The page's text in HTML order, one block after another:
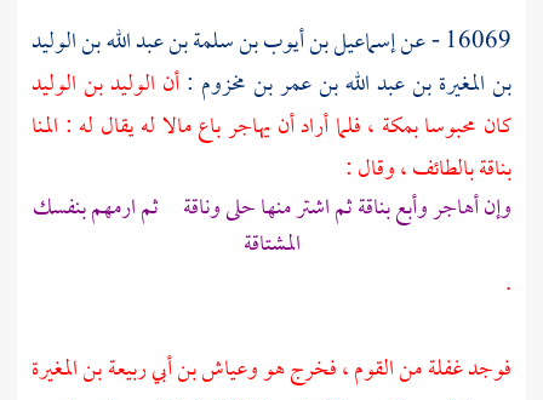
16069 - عن
إسماعيل بن أيوب بن سلمة بن عبد الله بن الوليد
بن المغيرة بن عبد الله بن عمر بن مخزوم :أن الوليد بن الوليد
كان محبوسابمكة ، فلما أراد أن يهاجر باع مالا له يقال له : المنا
بناقةبالطائف، وقال :
وإن أهاجر وأبع بناقة ثم اشتر منها حلى وناقة ثم ارمهم بنفسك
المشتاقة
.
فوجد غفلة من القوم ، فخرج هووعياش بن أبي ربيعة بن المغيرة